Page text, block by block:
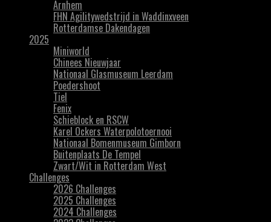
Arnhem
FHN Agilitywedstrijd in Waddinxveen
Rotterdamse Dakendagen
2025
Miniworld
Chinees Nieuwjaar
Nationaal Glasmuseum Leerdam
Poedershoot
Tiel
Fenix
Schieblock en RSCW
Karel Ockers Waterpolotoernooi
Nationaal Bomenmuseum Gimborn
Buitenplaats De Tempel
Zwart/Wit in Rotterdam West
Challenges
2026 Challenges
2025 Challenges
2024 Challenges